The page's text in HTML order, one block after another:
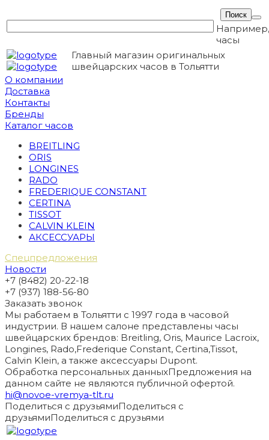
Например,
часы
Главный магазин оригинальных
швейцарских часов в Тольятти
О компании
Доставка
Контакты
Бренды
Каталог часов
BREITLING
ORIS
LONGINES
RADO
FREDERIQUE CONSTANT
CERTINA
TISSOT
CALVIN KLEIN
АКСЕССУАРЫ
Спецпредложения
Новости
+7 (8482) 20-22-18
+7 (937) 188-56-80
Заказать звонок
Мы работаем в Тольятти с 1997 года в часовой
индустрии. В нашем салоне представлены часы
швейцарских брендов: Breitling, Oris, Maurice Lacroix,
Longines, Rado,Frederique Constant, Certina,Tissot,
Calvin Klein, а также аксессуары Dupont.
Обработка персональных данныхПредложения на
данном сайте не являются публичной офертой.
hi@novoe-vremya-tlt.ru
Поделиться с друзьямиПоделиться с
друзьямиПоделиться с друзьями